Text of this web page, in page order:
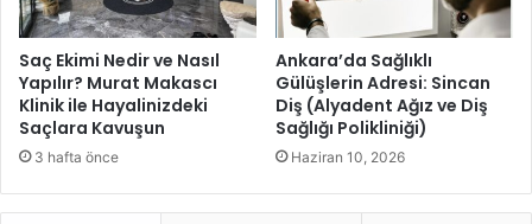
y
l
e
z
i
n
d
Saç Ekimi Nedir ve Nasıl
Yapılır? Murat Makascı
Klinik ile Hayalinizdeki
Saçlara Kavuşun
3 hafta önce
Ankara’da Sağlıklı
Gülüşlerin Adresi: Sincan
Diş (Alyadent Ağız ve Diş
Sağlığı Polikliniği)
Haziran 10, 2026